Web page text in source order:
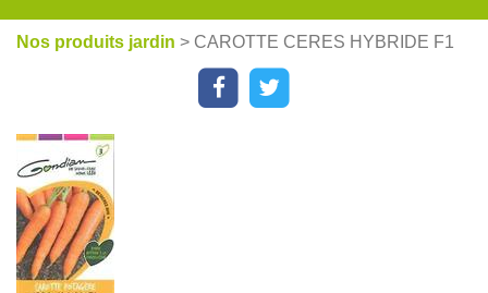
Nos produits jardin > CAROTTE CERES HYBRIDE F1